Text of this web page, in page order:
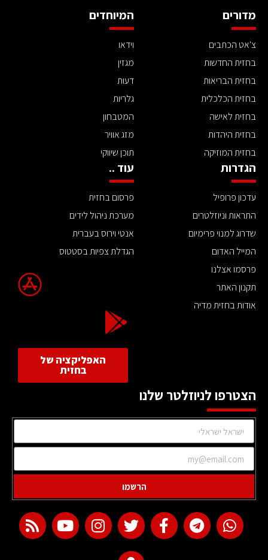
מדורים
צ'אט הכתבים
בחזית החדשות
בחזית הבריאות
בחזית הכלכלית
בחזית לאישה
בחזית היהדות
בחזית המוזיקה
המיוחדים
וידאו
מגזין
דעות
גלריות
המטבחון
מזג אוויר
תוכן שיווקי
הגדרות
עדכון פרופיל
התראות וניוזלטרים
שדרוג למנוי פרימיום
המייל האדום
פרסמו אצלנו
תקנון האתר
אודות בחזית מדיה
עוד ..
פרסום בחזית
מערכת ניהול לידים
אנטי וירוס בעברית
הגדלת צפיות בסטטוס
האפליקציה של
בחזית
הצטרפו לניוזלטר שלנו
הרשמו